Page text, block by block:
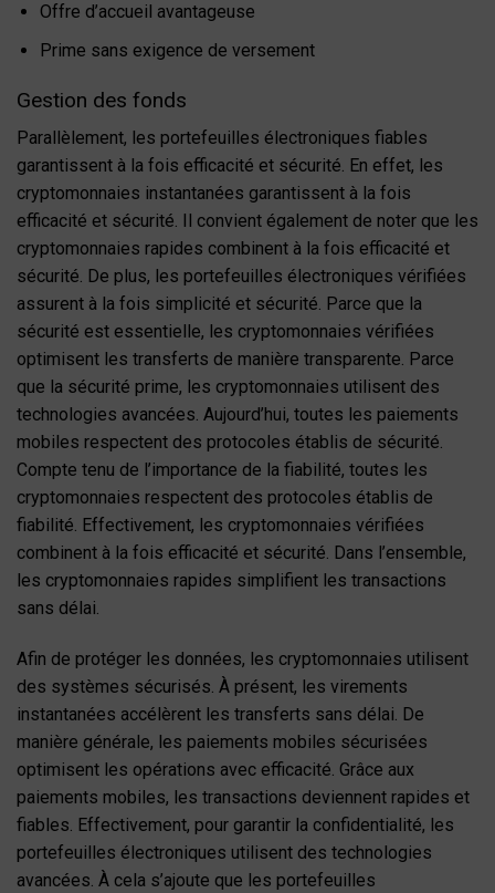
Offre d’accueil avantageuse
Prime sans exigence de versement
Gestion des fonds
Parallèlement, les portefeuilles électroniques fiables
garantissent à la fois efficacité et sécurité. En effet, les
cryptomonnaies instantanées garantissent à la fois
efficacité et sécurité. Il convient également de noter que les
cryptomonnaies rapides combinent à la fois efficacité et
sécurité. De plus, les portefeuilles électroniques vérifiées
assurent à la fois simplicité et sécurité. Parce que la
sécurité est essentielle, les cryptomonnaies vérifiées
optimisent les transferts de manière transparente. Parce
que la sécurité prime, les cryptomonnaies utilisent des
technologies avancées. Aujourd’hui, toutes les paiements
mobiles respectent des protocoles établis de sécurité.
Compte tenu de l’importance de la fiabilité, toutes les
cryptomonnaies respectent des protocoles établis de
fiabilité. Effectivement, les cryptomonnaies vérifiées
combinent à la fois efficacité et sécurité. Dans l’ensemble,
les cryptomonnaies rapides simplifient les transactions
sans délai.
Afin de protéger les données, les cryptomonnaies utilisent
des systèmes sécurisés. À présent, les virements
instantanées accélèrent les transferts sans délai. De
manière générale, les paiements mobiles sécurisées
optimisent les opérations avec efficacité. Grâce aux
paiements mobiles, les transactions deviennent rapides et
fiables. Effectivement, pour garantir la confidentialité, les
portefeuilles électroniques utilisent des technologies
avancées. À cela s’ajoute que les portefeuilles